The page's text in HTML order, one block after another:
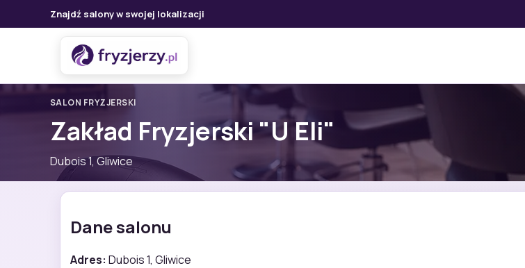
Znajdź salony w swojej lokalizacji
SALON FRYZJERSKI
Zakład Fryzjerski "U Eli"
Dubois 1, Gliwice
Dane salonu
Adres: Dubois 1, Gliwice